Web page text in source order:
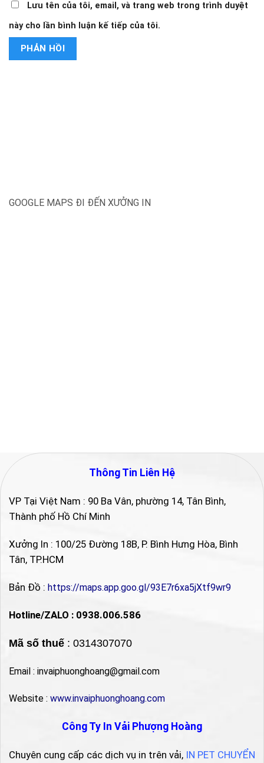
Lưu tên của tôi, email, và trang web trong trình duyệt
này cho lần bình luận kế tiếp của tôi.
GOOGLE MAPS ĐI ĐẾN XƯỞNG IN
Thông Tin Liên Hệ
VP Tại Việt Nam : 90 Ba Vân, phường 14, Tân Bình,
Thành phố Hồ Chí Minh
Xưởng In : 100/25 Đường 18B, P. Bình Hưng Hòa, Bình
Tân, TP.HCM
Bản Đồ : https://maps.app.goo.gl/93E7r6xa5jXtf9wr9
Hotline/ZALO : 0938.006.586
Mã số thuế : 0314307070
Email : invaiphuonghoang@gmail.com
Website : www.invaiphuonghoang.com
Công Ty In Vải Phượng Hoàng
Chuyên cung cấp các dịch vụ in trên vải, IN PET CHUYỂN